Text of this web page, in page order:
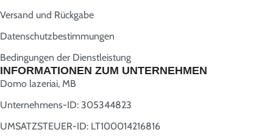
Versand und Rückgabe
Datenschutzbestimmungen
Bedingungen der Dienstleistung
INFORMATIONEN ZUM UNTERNEHMEN
Domo lazeriai, MB
Unternehmens-ID: 305344823
UMSATZSTEUER-ID: LT100014216816